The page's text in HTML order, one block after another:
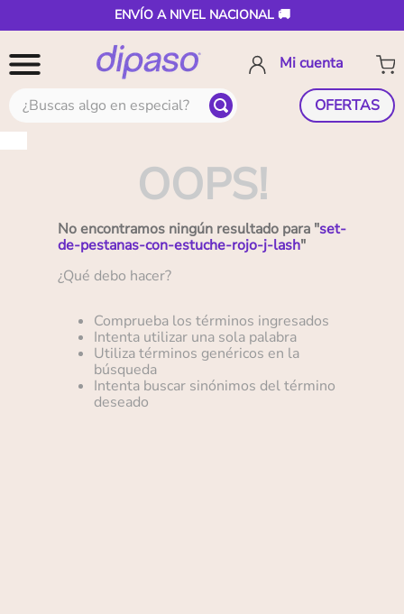
ENVÍO A NIVEL NACIONAL 🚚
¿Buscas algo en especial? OFERTAS
OOPS!
No encontramos ningún resultado para "set-
de-pestanas-con-estuche-rojo-j-lash"
¿Qué debo hacer?
Comprueba los términos ingresados
Intenta utilizar una sola palabra
Utiliza términos genéricos en la
búsqueda
Intenta buscar sinónimos del término
deseado